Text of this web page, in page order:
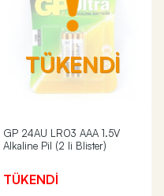
TÜKENDİ
GP 24AU LR03 AAA 1.5V
Alkaline Pil (2 li Blister)
TÜKENDİ